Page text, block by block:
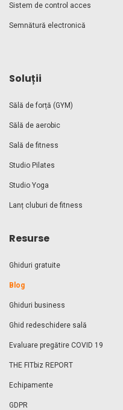
Sistem de control acces
Semnătură electronică
Soluții
Sălă de forță (GYM)
Sălă de aerobic
Sală de fitness
Studio Pilates
Studio Yoga
Lanț cluburi de fitness
Resurse
Ghiduri gratuite
Blog
Ghiduri business
Ghid redeschidere sală
Evaluare pregătire COVID 19
THE FITbiz REPORT
Echipamente
GDPR